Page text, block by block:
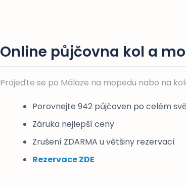
Online půjčovna kol a
Projeďte se po Málaze na mopedu nabo na
Porovnejte 942 půjčoven po celém
Záruka nejlepší ceny
Zrušení ZDARMA u většiny rezervací
Rezervace ZDE